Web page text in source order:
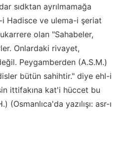
sıdktan ayrılmamağa
i Hadisce ve ulema-i şeriat
olan "Sahabeler,
Onlardaki rivayet,
Peygamberden (A.S.M.)
bütün sahihtir." diye ehl-i
ittifakına kat'i hüccet bu
(Osmanlıca'da yazılışı: asr-ı